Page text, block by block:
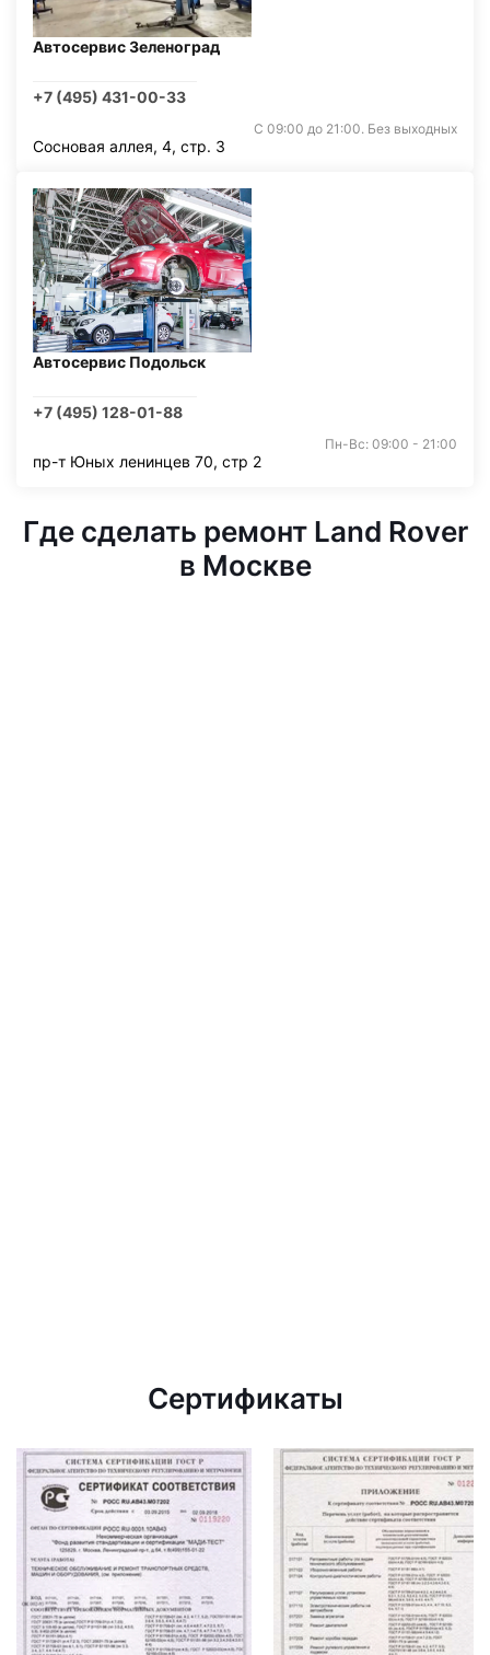
Автосервис Зеленоград
+7 (495) 431-00-33
С 09:00 до 21:00. Без выходных
Сосновая аллея, 4, стр. 3
Автосервис Подольск
+7 (495) 128-01-88
Пн-Вс: 09:00 - 21:00
пр-т Юных ленинцев 70, стр 2
Где сделать ремонт Land Rover
в Москве
Сертификаты